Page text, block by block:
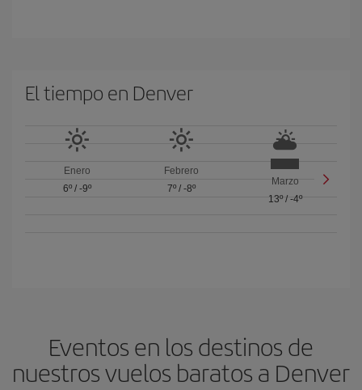
El tiempo en Denver
Enero
6º/ -9º
Febrero
7º/ -8º
Marzo
13º/ -4º
Eventos en los destinos de
nuestros vuelos baratos a Denver